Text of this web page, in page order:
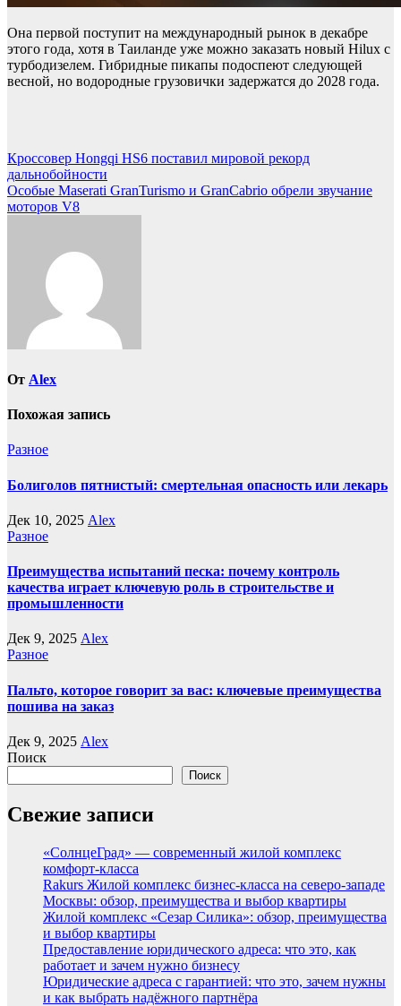
Она первой поступит на международный рынок в декабре
этого года, хотя в Таиланде уже можно заказать новый Hilux с
турбодизелем. Гибридные пикапы подоспеют следующей
весной, но водородные грузовички задержатся до 2028 года.
Навигация
по
записям
Кроссовер Hongqi HS6 поставил мировой рекорд
дальнобойности
Особые Maserati GranTurismo и GranCabrio обрели звучание
моторов V8
От Alex
Похожая запись
Разное
Болиголов пятнистый: смертельная опасность или лекарь
Дек 10, 2025 Alex
Разное
Преимущества испытаний песка: почему контроль
качества играет ключевую роль в строительстве и
промышленности
Дек 9, 2025 Alex
Разное
Пальто, которое говорит за вас: ключевые преимущества
пошива на заказ
Дек 9, 2025 Alex
Поиск
Поиск
Свежие записи
«СолнцеГрад» — современный жилой комплекс
комфорт-класса
Rakurs Жилой комплекс бизнес-класса на северо-западе
Москвы: обзор, преимущества и выбор квартиры
Жилой комплекс «Сезар Силика»: обзор, преимущества
и выбор квартиры
Предоставление юридического адреса: что это, как
работает и зачем нужно бизнесу
Юридические адреса с гарантией: что это, зачем нужны
и как выбрать надёжного партнёра